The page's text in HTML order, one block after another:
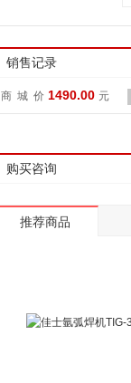
销售记录
商 城 价 1490.00 元
购买咨询
推荐商品